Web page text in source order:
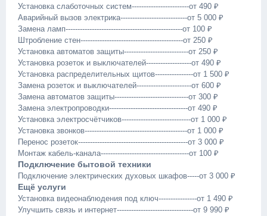
Установка слаботочных систем------------------------от 490 ₽
Аварийный вызов электрика----------------------------от 5 000 ₽
Замена ламп-------------------------------------------------от 100 ₽
Штробление стен-------------------------------------------от 250 ₽
Установка автоматов защиты---------------------------от 250 ₽
Установка розеток и выключателей-------------------от 490 ₽
Установка распределительных щитов----------------от 1 500 ₽
Замена розеток и выключателей-----------------------от 600 ₽
Замена автоматов защиты-------------------------------от 300 ₽
Замена электропроводки---------------------------------от 490 ₽
Установка электросчётчиков-----------------------------от 1 000 ₽
Установка звонков-------------------------------------------от 1 000 ₽
Перенос розеток----------------------------------------------от 3 000 ₽
Монтаж кабель-канала-------------------------------------от 100 ₽
Подключение бытовой техники
Подключение электрических духовых шкафов-----от 3 000 ₽
Ещё услуги
Установка видеонаблюдения под ключ----------------от 1 490 ₽
Улучшить связь и интернет--------------------------------от 9 990 ₽